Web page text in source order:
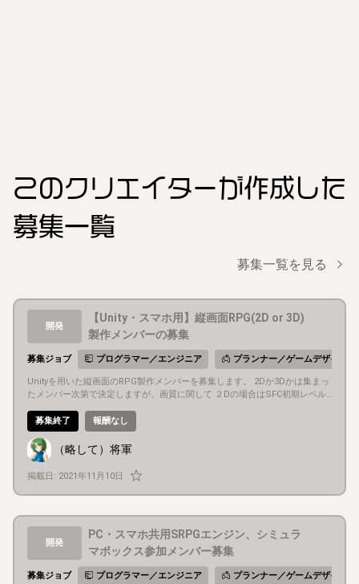
このクリエイターが作成した
募集一覧
募集一覧を見る
開発
【Unity・スマホ用】縦画面RPG(2D or 3D)
製作メンバーの募集
募集ジョブ プログラマー／エンジニア プランナー／ゲームデザイナー
Unityを用いた縦画面のRPG製作メンバーを募集します。 2Dか3Dかは集まっ
たメンバー次第で決定しますが、画質に関して ２Dの場合はSFC初期レベル
指しております。 フィールド上のシステムはそこそこできたのですが、単独
だと大きなものが作りにくいので、みんなでワイワイ作っていければと思い
ます。 世界観はポストアポカリプス、マシンと資源の世界、そんな所をイメ
ージしております。 ※大雑把な世界観（イメ―ジ・AA読み物） http://jbbs.s
hitaraba.net/bbs/read.cgi/game/49696/1638697758/l50
募集終了 報酬なし
（略して）将軍
掲載日: 2021年11月10日
開発
PC・スマホ共用SRPGエンジン、シミュラ
マボックス参加メンバー募集
募集ジョブ プログラマー／エンジニア プランナー／ゲームデザイナー